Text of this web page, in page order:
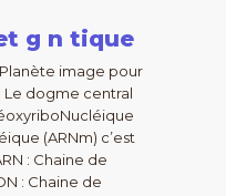
g n tique
image pour
Le dogme central
(ARNm) c’est
: Chaine de
: Chaine de